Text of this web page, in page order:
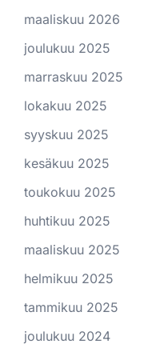
maaliskuu 2026
joulukuu 2025
marraskuu 2025
lokakuu 2025
syyskuu 2025
kesäkuu 2025
toukokuu 2025
huhtikuu 2025
maaliskuu 2025
helmikuu 2025
tammikuu 2025
joulukuu 2024